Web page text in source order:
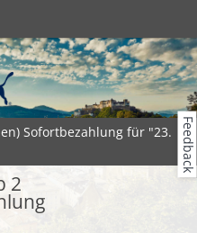
Sofortbezahlung für "23.
2
Feedback